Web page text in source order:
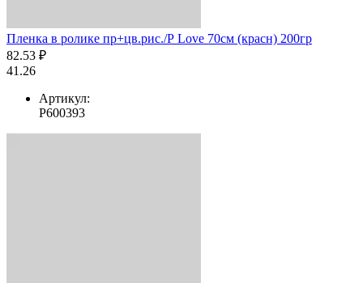
Пленка в ролике пр+цв.рис./Р Love 70см (красн) 200гр
82.53 ₽
41.26
Артикул:
Р600393